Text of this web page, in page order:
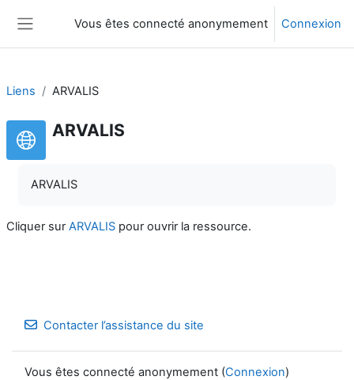
Vous êtes connecté anonymement Connexion
Liens ARVALIS
ARVALIS
ARVALIS
Cliquer surARVALIS pour ouvrir la ressource.
Contacter l’assistance du site
Vous êtes connecté anonymement (Connexion)